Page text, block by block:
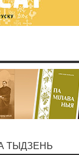
ТЫДЗЕНЬ